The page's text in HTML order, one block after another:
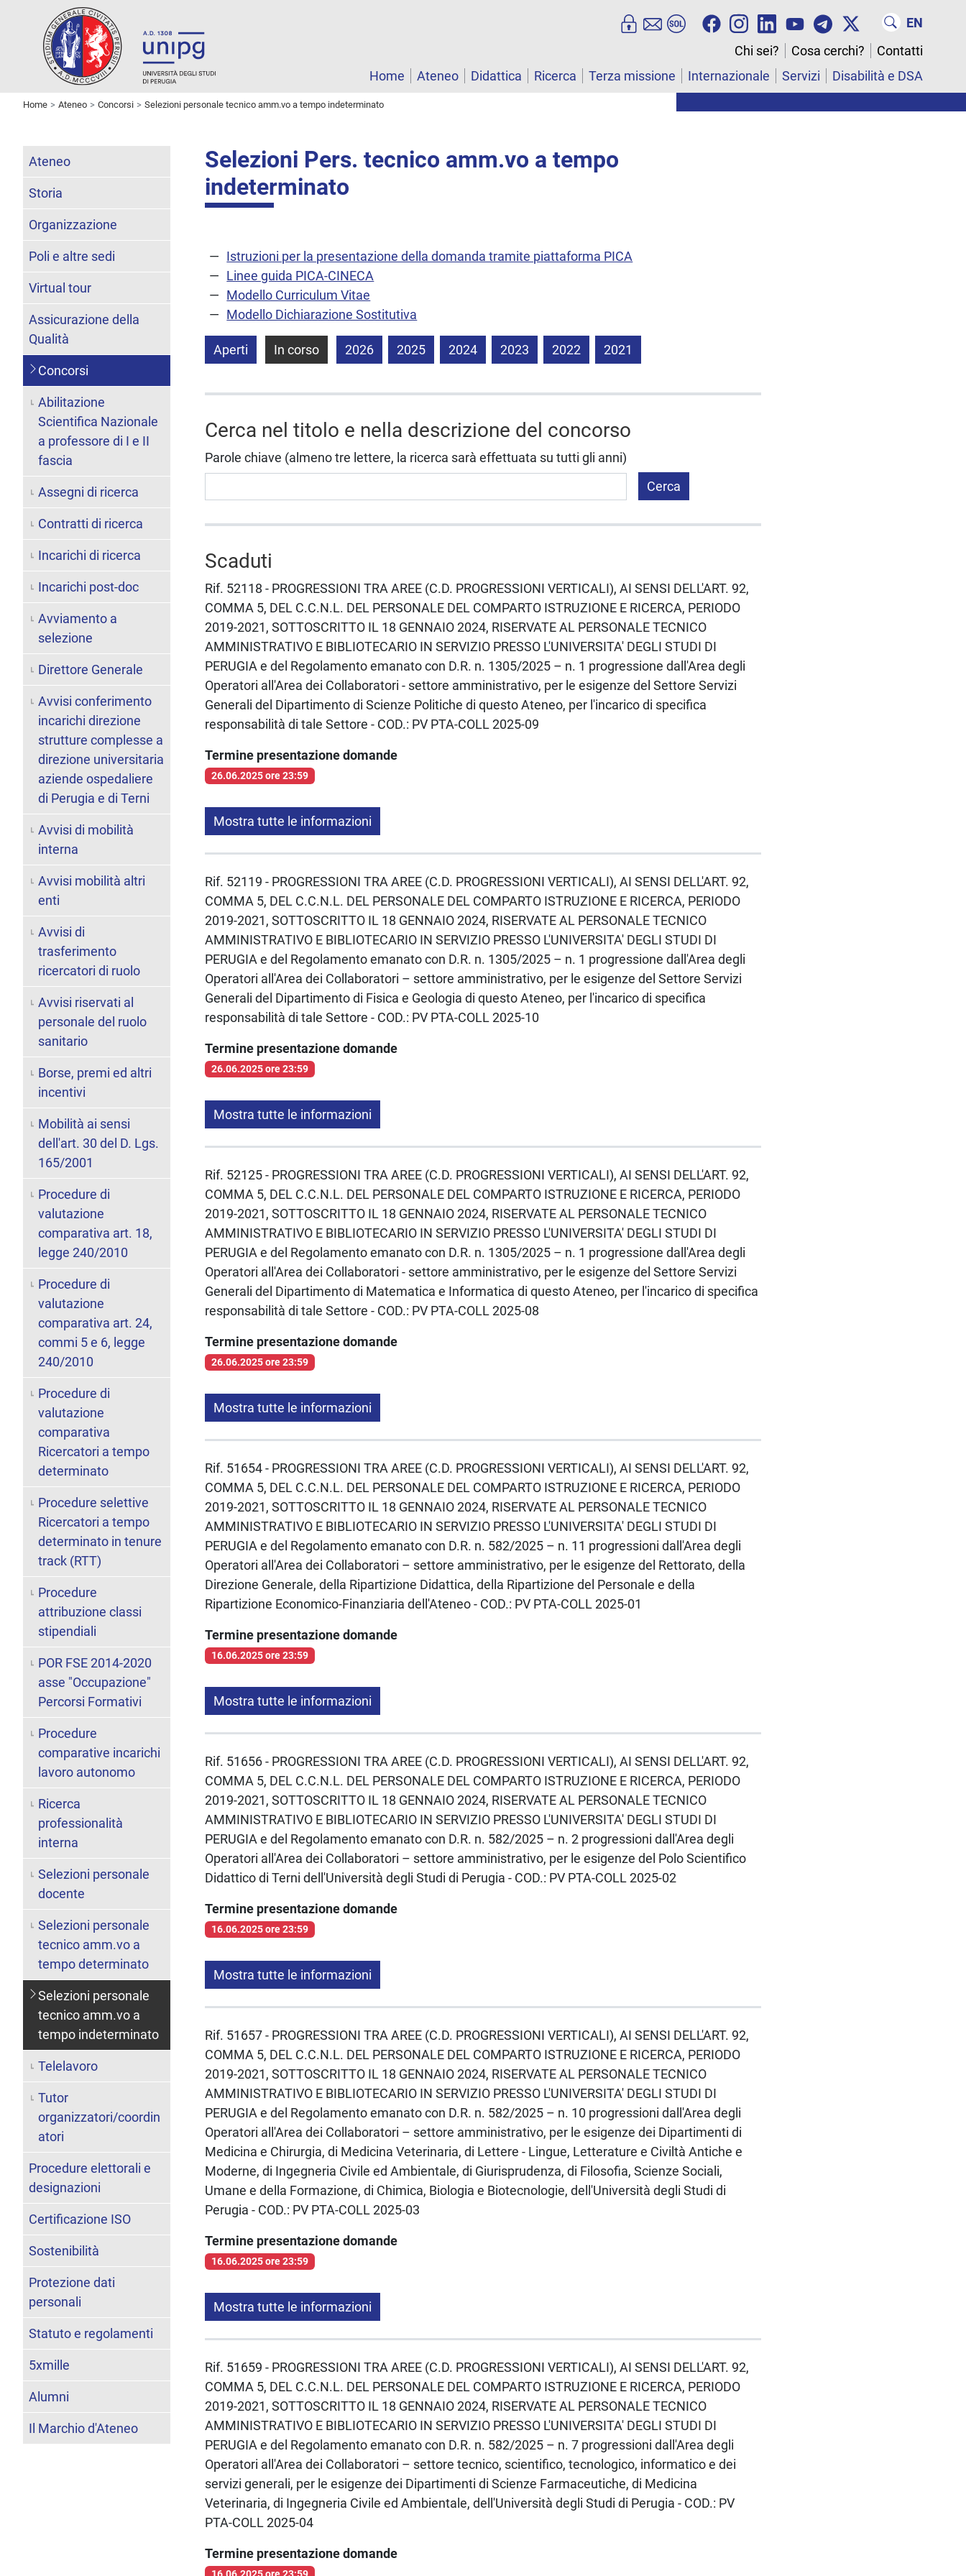
EN
Chi sei?
Cosa cerchi?
Contatti
Home
Ateneo Didattica Ricerca Terza missione Internazionale Servizi Disabilità e DSA
Home Ateneo Concorsi Selezioni personale tecnico amm.vo a tempo indeterminato
Selezioni Pers. tecnico amm.vo a tempo
indeterminato
Istruzioni per la presentazione della domanda tramite piattaforma PICA
Linee guida PICA-CINECA
Modello Curriculum Vitae
Modello Dichiarazione Sostitutiva
Aperti In corso 2026 2025 2024 2023 2022 2021
Cerca nel titolo e nella descrizione del concorso
Parole chiave (almeno tre lettere, la ricerca sarà effettuata su tutti gli anni)
Cerca
Scaduti
Rif. 52118 - PROGRESSIONI TRA AREE (C.D. PROGRESSIONI VERTICALI), AI SENSI DELL'ART. 92,
COMMA 5, DEL C.C.N.L. DEL PERSONALE DEL COMPARTO ISTRUZIONE E RICERCA, PERIODO
2019-2021, SOTTOSCRITTO IL 18 GENNAIO 2024, RISERVATE AL PERSONALE TECNICO
AMMINISTRATIVO E BIBLIOTECARIO IN SERVIZIO PRESSO L'UNIVERSITA' DEGLI STUDI DI
PERUGIA e del Regolamento emanato con D.R. n. 1305/2025 – n. 1 progressione dall'Area degli
Operatori all'Area dei Collaboratori - settore amministrativo, per le esigenze del Settore Servizi
Generali del Dipartimento di Scienze Politiche di questo Ateneo, per l'incarico di specifica
responsabilità di tale Settore - COD.: PV PTA-COLL 2025-09
Termine presentazione domande
26.06.2025 ore 23:59
Mostra tutte le informazioni
Rif. 52119 - PROGRESSIONI TRA AREE (C.D. PROGRESSIONI VERTICALI), AI SENSI DELL'ART. 92,
COMMA 5, DEL C.C.N.L. DEL PERSONALE DEL COMPARTO ISTRUZIONE E RICERCA, PERIODO
2019-2021, SOTTOSCRITTO IL 18 GENNAIO 2024, RISERVATE AL PERSONALE TECNICO
AMMINISTRATIVO E BIBLIOTECARIO IN SERVIZIO PRESSO L'UNIVERSITA' DEGLI STUDI DI
PERUGIA e del Regolamento emanato con D.R. n. 1305/2025 – n. 1 progressione dall'Area degli
Operatori all'Area dei Collaboratori – settore amministrativo, per le esigenze del Settore Servizi
Generali del Dipartimento di Fisica e Geologia di questo Ateneo, per l'incarico di specifica
responsabilità di tale Settore - COD.: PV PTA-COLL 2025-10
Termine presentazione domande
26.06.2025 ore 23:59
Mostra tutte le informazioni
Rif. 52125 - PROGRESSIONI TRA AREE (C.D. PROGRESSIONI VERTICALI), AI SENSI DELL'ART. 92,
COMMA 5, DEL C.C.N.L. DEL PERSONALE DEL COMPARTO ISTRUZIONE E RICERCA, PERIODO
2019-2021, SOTTOSCRITTO IL 18 GENNAIO 2024, RISERVATE AL PERSONALE TECNICO
AMMINISTRATIVO E BIBLIOTECARIO IN SERVIZIO PRESSO L'UNIVERSITA' DEGLI STUDI DI
PERUGIA e del Regolamento emanato con D.R. n. 1305/2025 – n. 1 progressione dall'Area degli
Operatori all'Area dei Collaboratori - settore amministrativo, per le esigenze del Settore Servizi
Generali del Dipartimento di Matematica e Informatica di questo Ateneo, per l'incarico di specifica
responsabilità di tale Settore - COD.: PV PTA-COLL 2025-08
Termine presentazione domande
26.06.2025 ore 23:59
Mostra tutte le informazioni
Rif. 51654 - PROGRESSIONI TRA AREE (C.D. PROGRESSIONI VERTICALI), AI SENSI DELL'ART. 92,
COMMA 5, DEL C.C.N.L. DEL PERSONALE DEL COMPARTO ISTRUZIONE E RICERCA, PERIODO
2019-2021, SOTTOSCRITTO IL 18 GENNAIO 2024, RISERVATE AL PERSONALE TECNICO
AMMINISTRATIVO E BIBLIOTECARIO IN SERVIZIO PRESSO L'UNIVERSITA' DEGLI STUDI DI
PERUGIA e del Regolamento emanato con D.R. n. 582/2025 – n. 11 progressioni dall'Area degli
Operatori all'Area dei Collaboratori – settore amministrativo, per le esigenze del Rettorato, della
Direzione Generale, della Ripartizione Didattica, della Ripartizione del Personale e della
Ripartizione Economico-Finanziaria dell'Ateneo - COD.: PV PTA-COLL 2025-01
Termine presentazione domande
16.06.2025 ore 23:59
Mostra tutte le informazioni
Rif. 51656 - PROGRESSIONI TRA AREE (C.D. PROGRESSIONI VERTICALI), AI SENSI DELL'ART. 92,
COMMA 5, DEL C.C.N.L. DEL PERSONALE DEL COMPARTO ISTRUZIONE E RICERCA, PERIODO
2019-2021, SOTTOSCRITTO IL 18 GENNAIO 2024, RISERVATE AL PERSONALE TECNICO
AMMINISTRATIVO E BIBLIOTECARIO IN SERVIZIO PRESSO L'UNIVERSITA' DEGLI STUDI DI
PERUGIA e del Regolamento emanato con D.R. n. 582/2025 – n. 2 progressioni dall'Area degli
Operatori all'Area dei Collaboratori – settore amministrativo, per le esigenze del Polo Scientifico
Didattico di Terni dell'Università degli Studi di Perugia - COD.: PV PTA-COLL 2025-02
Termine presentazione domande
16.06.2025 ore 23:59
Mostra tutte le informazioni
Rif. 51657 - PROGRESSIONI TRA AREE (C.D. PROGRESSIONI VERTICALI), AI SENSI DELL'ART. 92,
COMMA 5, DEL C.C.N.L. DEL PERSONALE DEL COMPARTO ISTRUZIONE E RICERCA, PERIODO
2019-2021, SOTTOSCRITTO IL 18 GENNAIO 2024, RISERVATE AL PERSONALE TECNICO
AMMINISTRATIVO E BIBLIOTECARIO IN SERVIZIO PRESSO L'UNIVERSITA' DEGLI STUDI DI
PERUGIA e del Regolamento emanato con D.R. n. 582/2025 – n. 10 progressioni dall'Area degli
Operatori all'Area dei Collaboratori – settore amministrativo, per le esigenze dei Dipartimenti di
Medicina e Chirurgia, di Medicina Veterinaria, di Lettere - Lingue, Letterature e Civiltà Antiche e
Moderne, di Ingegneria Civile ed Ambientale, di Giurisprudenza, di Filosofia, Scienze Sociali,
Umane e della Formazione, di Chimica, Biologia e Biotecnologie, dell'Università degli Studi di
Perugia - COD.: PV PTA-COLL 2025-03
Termine presentazione domande
16.06.2025 ore 23:59
Mostra tutte le informazioni
Rif. 51659 - PROGRESSIONI TRA AREE (C.D. PROGRESSIONI VERTICALI), AI SENSI DELL'ART. 92,
COMMA 5, DEL C.C.N.L. DEL PERSONALE DEL COMPARTO ISTRUZIONE E RICERCA, PERIODO
2019-2021, SOTTOSCRITTO IL 18 GENNAIO 2024, RISERVATE AL PERSONALE TECNICO
AMMINISTRATIVO E BIBLIOTECARIO IN SERVIZIO PRESSO L'UNIVERSITA' DEGLI STUDI DI
PERUGIA e del Regolamento emanato con D.R. n. 582/2025 – n. 7 progressioni dall'Area degli
Operatori all'Area dei Collaboratori – settore tecnico, scientifico, tecnologico, informatico e dei
servizi generali, per le esigenze dei Dipartimenti di Scienze Farmaceutiche, di Medicina
Veterinaria, di Ingegneria Civile ed Ambientale, dell'Università degli Studi di Perugia - COD.: PV
PTA-COLL 2025-04
Termine presentazione domande
Ateneo
Storia
Organizzazione
Poli e altre sedi
Virtual tour
Assicurazione della
Qualità
Concorsi
Abilitazione
Scientifica Nazionale
a professore di I e II
fascia
Assegni di ricerca
Contratti di ricerca
Incarichi di ricerca
Incarichi post-doc
Avviamento a
selezione
Direttore Generale
Avvisi conferimento
incarichi direzione
strutture complesse a
direzione universitaria
aziende ospedaliere
di Perugia e di Terni
Avvisi di mobilità
interna
Avvisi mobilità altri
enti
Avvisi di
trasferimento
ricercatori di ruolo
Avvisi riservati al
personale del ruolo
sanitario
Borse, premi ed altri
incentivi
Mobilità ai sensi
dell'art. 30 del D. Lgs.
165/2001
Procedure di
valutazione
comparativa art. 18,
legge 240/2010
Procedure di
valutazione
comparativa art. 24,
commi 5 e 6, legge
240/2010
Procedure di
valutazione
comparativa
Ricercatori a tempo
determinato
Procedure selettive
Ricercatori a tempo
determinato in tenure
track (RTT)
Procedure
attribuzione classi
stipendiali
POR FSE 2014-2020
asse "Occupazione"
Percorsi Formativi
Procedure
comparative incarichi
lavoro autonomo
Ricerca
professionalità
interna
Selezioni personale
docente
Selezioni personale
tecnico amm.vo a
tempo determinato
Selezioni personale
tecnico amm.vo a
tempo indeterminato
Telelavoro
Tutor
organizzatori/coordin
atori
Procedure elettorali e
designazioni
Certificazione ISO
Sostenibilità
Protezione dati
personali
Statuto e regolamenti
5xmille
Alumni
Il Marchio d'Ateneo